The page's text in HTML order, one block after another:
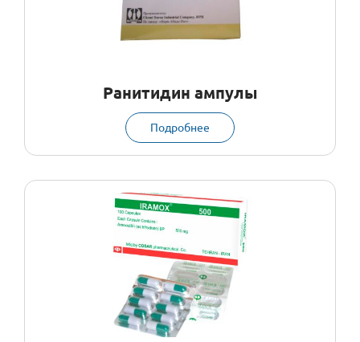
Ранитидин ампулы
Подробнее